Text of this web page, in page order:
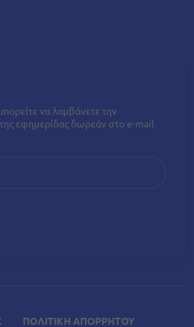
ΠΟΛΙΤΙΚΗ ΑΠΟΡΡΗΤΟΥ
να λαμβάνετε την
εφημερίδας δωρεάν στο e-mail